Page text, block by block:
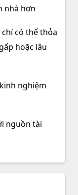
nhà hơn
có thể thỏa
hoặc lâu
nghiệm
nguồn tài